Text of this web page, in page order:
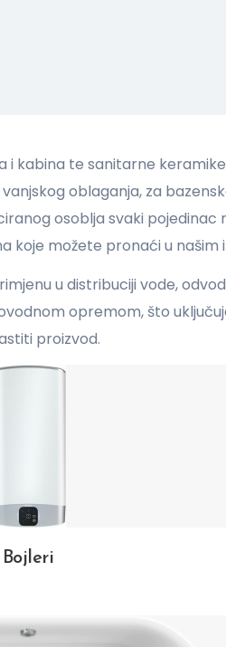
kabina te sanitarne
oblaganja, za
osoblja svaki
koje možete pronaći u našim
u distribuciji vode,
opremom, što
proizvod.
Bojleri